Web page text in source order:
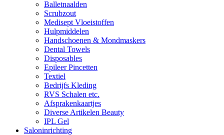
Balletnaalden
Scrubzout
Medisept Vloeistoffen
Hulpmiddelen
Handschoenen & Mondmaskers
Dental Towels
Disposables
Epileer Pincetten
Textiel
Bedrijfs Kleding
RVS Schalen etc.
Afsprakenkaartjes
Diverse Artikelen Beauty
IPL Gel
Saloninrichting